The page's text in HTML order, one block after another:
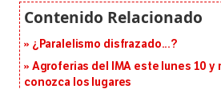
¿Paralelismo disfrazado...?
Agroferias del IMA este lunes 10 y
conozca los lugares